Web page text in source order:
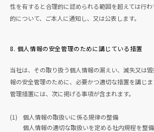
性を有すると合理的に認められる範囲を超えては行
的について、ご本人に通知し、又は公表します。
8. 個人情報の安全管理のために講じている措置
当社は、その取り扱う個人情報の漏えい、滅失又は
報の安全管理のために、必要かつ適切な措置を講じ
管理措置には、次に掲げる事項が含まれます。
(1)
個人情報の取扱いに係る規律の整備
個人情報の適切な取扱いを定める社内規程を整備